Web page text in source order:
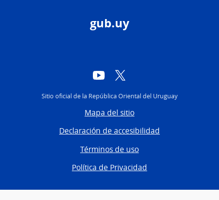
gub.uy
YouTube
Sitio oficial de la República Oriental del Uruguay
Mapa del sitio
Declaración de accesibilidad
Términos de uso
Política de Privacidad